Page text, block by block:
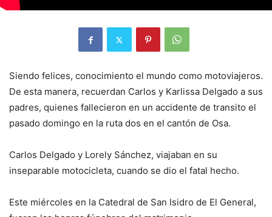
Siendo felices, conocimiento el mundo como motoviajeros.
De esta manera, recuerdan Carlos y Karlissa Delgado a sus
padres, quienes fallecieron en un accidente de transito el
pasado domingo en la ruta dos en el cantón de Osa.
Carlos Delgado y Lorely Sánchez, viajaban en su
inseparable motocicleta, cuando se dio el fatal hecho.
Este miércoles en la Catedral de San Isidro de El General,